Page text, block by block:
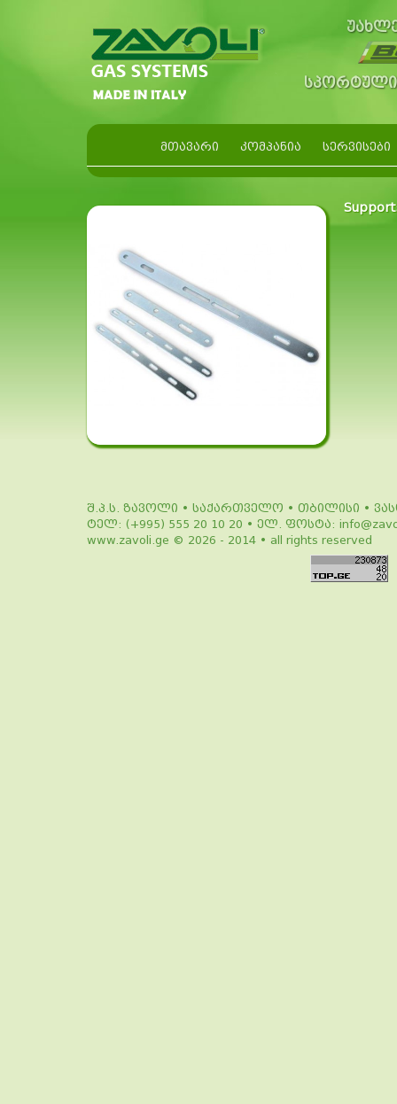
სპორტული
ᲛᲗᲐᲕᲐᲠᲘ ᲙᲝᲛᲞᲐᲜᲘᲐ ᲡᲔᲠᲕᲘᲡᲔᲑᲘ
შ.პ.ს. ზავოლი • საქართველო • თბილისი •
ტელ: (+995) 555 20 10 20 • ელ. ფოსტა:
www.zavoli.ge © 2026 - 2014 • all rights reserved